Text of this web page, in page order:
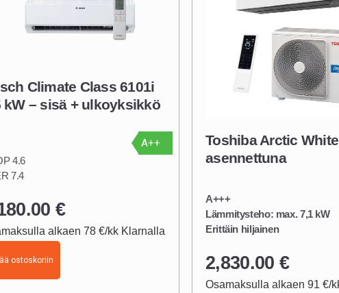
Climate Class 6101i
kW – sisä + ulkoyksikkö
4.6
7.4
A++
€
alkaen 78 €/kk Klarnalla
ostoskoriin
Toshiba Arctic
asennettuna
A+++
Lämmitysteho: max. 7,1 kW
Erittäin hiljainen
2,830.00 €
Osamaksulla alkaen 91 €/